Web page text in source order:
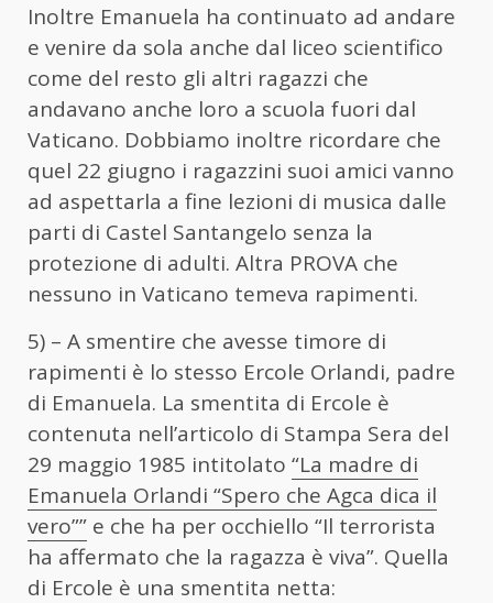
Inoltre Emanuela ha continuato ad andare
e venire da sola anche dal liceo scientifico
come del resto gli altri ragazzi che
andavano anche loro a scuola fuori dal
Vaticano. Dobbiamo inoltre ricordare che
quel 22 giugno i ragazzini suoi amici vanno
ad aspettarla a fine lezioni di musica dalle
parti di Castel Santangelo senza la
protezione di adulti. Altra PROVA che
nessuno in Vaticano temeva rapimenti.
5) – A smentire che avesse timore di
rapimenti è lo stesso Ercole Orlandi, padre
di Emanuela. La smentita di Ercole è
contenuta nell’articolo di Stampa Sera del
29 maggio 1985 intitolato “La madre di
Emanuela Orlandi “Spero che Agca dica il
vero”” e che ha per occhiello “Il terrorista
ha affermato che la ragazza è viva”. Quella
di Ercole è una smentita netta: